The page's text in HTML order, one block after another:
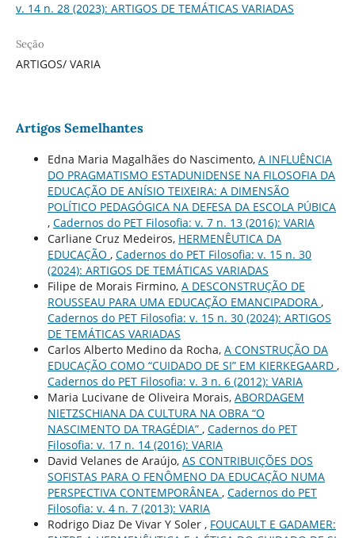
v. 14 n. 28 (2023): ARTIGOS DE TEMÁTICAS VARIADAS
Seção
ARTIGOS/ VARIA
Artigos Semelhantes
Edna Maria Magalhães do Nascimento, A INFLUÊNCIA
DO PRAGMATISMO ESTADUNIDENSE NA FILOSOFIA DA
EDUCAÇÃO DE ANÍSIO TEIXEIRA: A DIMENSÃO
POLÍTICO PEDAGÓGICA NA DEFESA DA ESCOLA PÚBICA
, Cadernos do PET Filosofia: v. 7 n. 13 (2016): VARIA
Carliane Cruz Medeiros, HERMENÊUTICA DA
EDUCAÇÃO , Cadernos do PET Filosofia: v. 15 n. 30
(2024): ARTIGOS DE TEMÁTICAS VARIADAS
Filipe de Morais Firmino, A DESCONSTRUÇÃO DE
ROUSSEAU PARA UMA EDUCAÇÃO EMANCIPADORA ,
Cadernos do PET Filosofia: v. 15 n. 30 (2024): ARTIGOS
DE TEMÁTICAS VARIADAS
Carlos Alberto Medino da Rocha, A CONSTRUÇÃO DA
EDUCAÇÃO COMO “CUIDADO DE SI” EM KIERKEGAARD ,
Cadernos do PET Filosofia: v. 3 n. 6 (2012): VARIA
Maria Lucivane de Oliveira Morais, ABORDAGEM
NIETZSCHIANA DA CULTURA NA OBRA “O
NASCIMENTO DA TRAGÉDIA” , Cadernos do PET
Filosofia: v. 17 n. 14 (2016): VARIA
David Velanes de Araújo, AS CONTRIBUIÇÕES DOS
SOFISTAS PARA O FENÔMENO DA EDUCAÇÃO NUMA
PERSPECTIVA CONTEMPORÂNEA , Cadernos do PET
Filosofia: v. 4 n. 7 (2013): VARIA
Rodrigo Diaz De Vivar Y Soler , FOUCAULT E GADAMER: